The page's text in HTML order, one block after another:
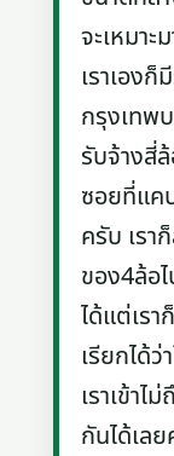
จะเหมา
เราเอง
กรุงเทพ
รับจ้างสี่
ซอยที่แค
ครับ เรา
ของ4ล้อ
ได้แต่เร
เรียกได้
เราเข้าไ
กันได้เล